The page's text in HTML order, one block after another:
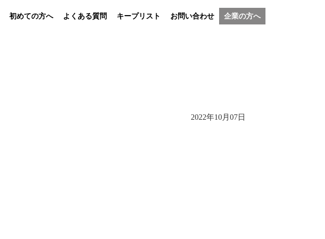
初めての方へ よくある質問 キープリスト お問い合わせ 企業の方へ
2022年10月07日